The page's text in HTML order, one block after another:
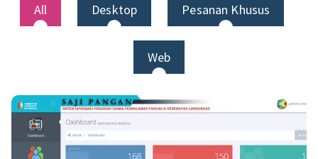
All Desktop Pesanan Khusus
Web